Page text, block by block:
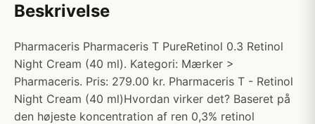
Beskrivelse
Pharmaceris Pharmaceris T PureRetinol 0.3 Retinol
Night Cream (40 ml). Kategori: Mærker >
Pharmaceris. Pris: 279.00 kr. Pharmaceris T - Retinol
Night Cream (40 ml)Hvordan virker det? Baseret på
den højeste koncentration af ren 0,3% retinol